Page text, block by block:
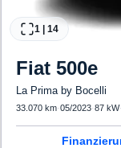
1 14
Fiat 500e
La Prima by Bocelli
33.070 km·05/2023·87 kW·